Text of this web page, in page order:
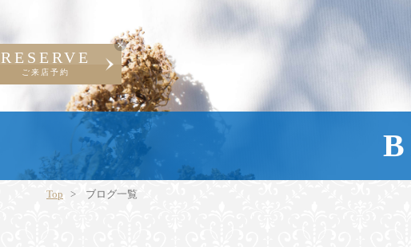
RESERVE
ご来店予約
Top ブログ一覧